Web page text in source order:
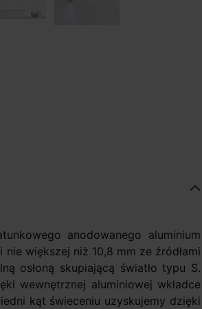
anodowanego aluminium
większej niż 10,8 mm ze źródłami
osłoną skupiającą światło typu S.
wewnętrznej aluminiowej wkładce
kąt świeceniu uzyskujemy dzięki